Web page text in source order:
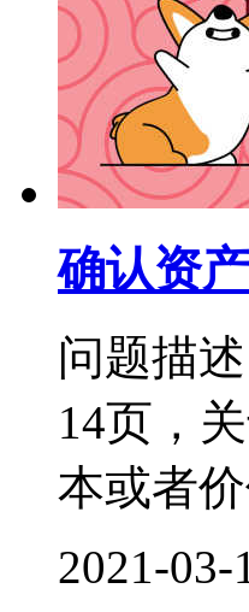
确认资
问题描
14页，
本或者
2021-03-